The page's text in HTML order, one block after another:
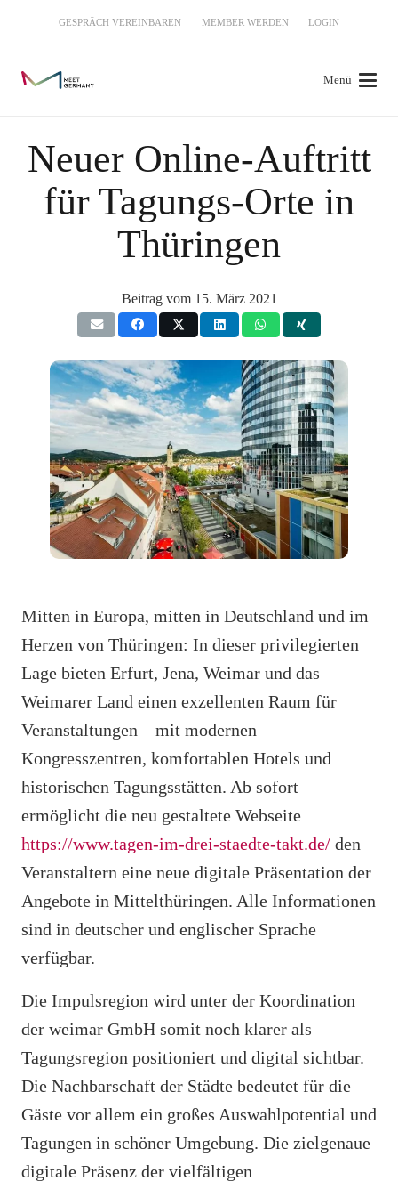
GESPRÄCH VEREINBAREN MEMBER WERDEN LOGIN
Menü
Neuer Online-Auftritt
für Tagungs-Orte in
Thüringen
Beitrag vom 15. März 2021
Mitten in Europa, mitten in Deutschland und im
Herzen von Thüringen: In dieser privilegierten
Lage bieten Erfurt, Jena, Weimar und das
Weimarer Land einen exzellenten Raum für
Veranstaltungen – mit modernen
Kongresszentren, komfortablen Hotels und
historischen Tagungsstätten. Ab sofort
ermöglicht die neu gestaltete Webseite
https://www.tagen-im-drei-staedte-takt.de/ den
Veranstaltern eine neue digitale Präsentation der
Angebote in Mittelthüringen. Alle Informationen
sind in deutscher und englischer Sprache
verfügbar.
Die Impulsregion wird unter der Koordination
der weimar GmbH somit noch klarer als
Tagungsregion positioniert und digital sichtbar.
Die Nachbarschaft der Städte bedeutet für die
Gäste vor allem ein großes Auswahlpotential und
Tagungen in schöner Umgebung. Die zielgenaue
digitale Präsenz der vielfältigen